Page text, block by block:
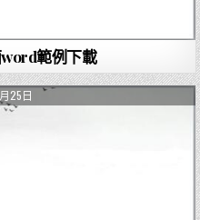
範例下載
25日